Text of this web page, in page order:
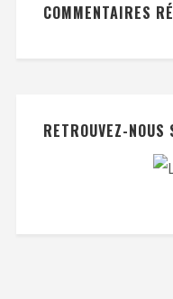
COMMENTAIRES
RETROUVEZ-NOUS